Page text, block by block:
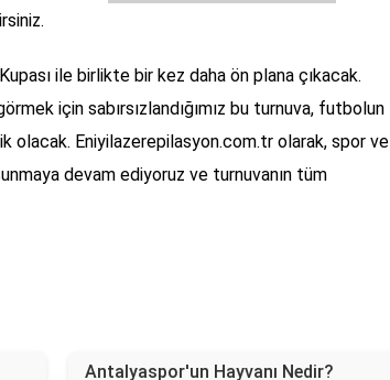
ile birlikte bir kez daha ön plana çıkacak.
için sabırsızlandığımız bu turnuva, futbolun
olacak. Eniyilazerepilasyon.com.tr olarak, spor ve
devam ediyoruz ve turnuvanın tüm
Antalyaspor'un Hayvanı Nedir?